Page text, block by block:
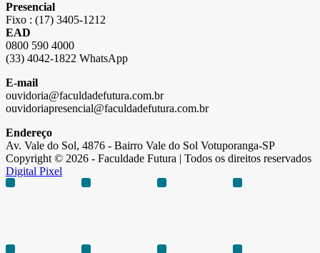
Presencial
Fixo : (17) 3405-1212
EAD
0800 590 4000
(33) 4042-1822 WhatsApp
E-mail
ouvidoria@faculdadefutura.com.br
ouvidoriapresencial@faculdadefutura.com.br
Endereço
Av. Vale do Sol, 4876 - Bairro Vale do Sol Votuporanga-SP
Copyright © 2026 - Faculdade Futura | Todos os direitos reservados
Digital Pixel